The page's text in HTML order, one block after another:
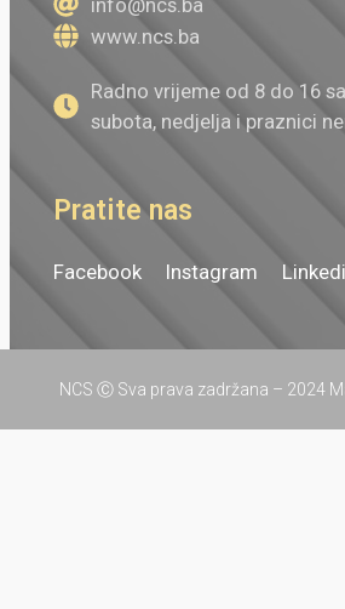
www.ncs.ba
Radno vrijeme od 8 do 16
subota, nedjelja i praznici
Pratite nas
Facebook Instagram
NCS Ⓒ Sva prava zadržana – 2024